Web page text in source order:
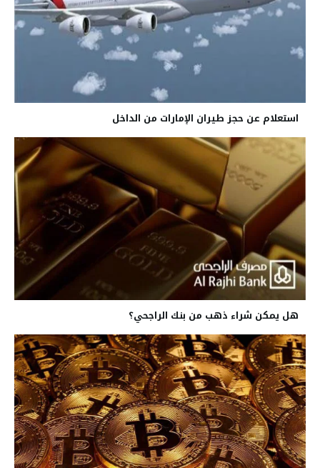
استعلام عن حجز طيران الإمارات من الداخل
هل يمكن شراء ذهب من بنك الراجحي؟